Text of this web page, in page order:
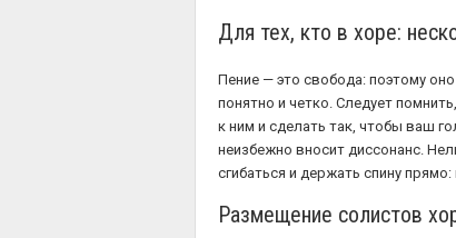
Для тех, кто в хоре:
Пение — это свобода: поэтому
понятно и четко. Следует
к ним и сделать так, чтобы ваш
неизбежно вносит диссонанс.
сгибаться и держать спину
Размещение солистов